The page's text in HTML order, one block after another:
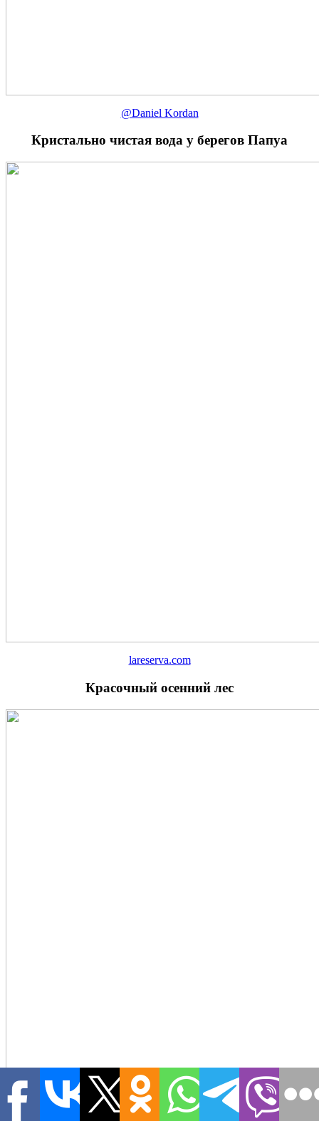
@Daniel Kordan
Кристально чистая вода у берегов Папуа
lareserva.com
Красочный осенний лес